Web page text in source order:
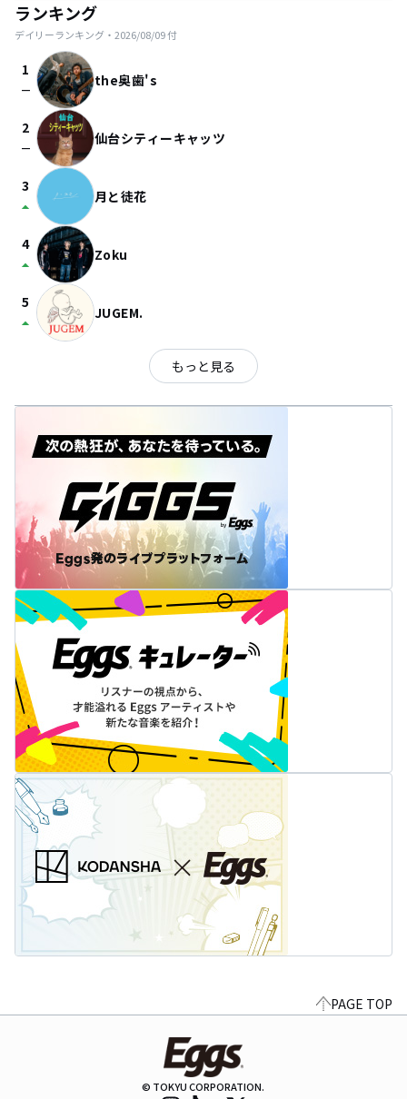
ランキング
デイリーランキング・ 2026/08/09付
1
check_indeterminate_small the奥歯's
2
check_indeterminate_small 仙台シティーキャッツ
3
arrow_drop_up 月と徒花
4
arrow_drop_up Zoku
5
arrow_drop_up JUGEM.
もっと見る
PAGE TOP
© TOKYU CORPORATION.